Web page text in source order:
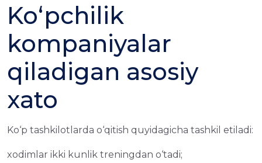
Ko‘pchilik
kompaniyalar
qiladigan asosiy
xato
Ko‘p tashkilotlarda o‘qitish quyidagicha tashkil etiladi:
xodimlar ikki kunlik treningdan o‘tadi;